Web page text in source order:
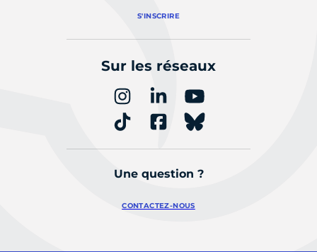
S'INSCRIRE
Sur les réseaux
Une question ?
CONTACTEZ-NOUS